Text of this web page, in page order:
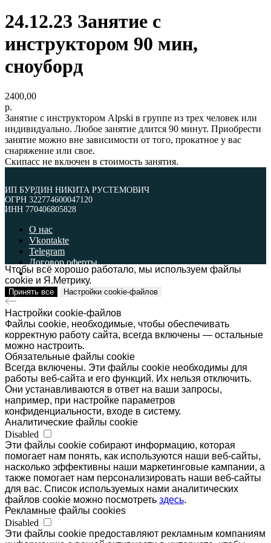
24.12.23 Занятие с
инструктором 90 мин,
сноуборд
2400,00
р.
Занятие с инструктором Alpski в группе из трех человек или
индивидуально. Любое занятие длится 90 минут. Приобрести
занятие можно вне зависимости от того, прокатное у вас
снаряжение или свое.
Скипасс не включен в стоимость занятия.
ИП БУРДИН НИКИТА РУСТЕМОВИЧ
ОГРН 322774600047120
ИНН 770406805828
О нас
Vkontakte
Telegram
Договор оферты
Политика обработки персональных данных
ИП БУРДИН НИКИТА РУСТЕМОВИЧ
ОГРН 322774600047120
ИНН 770406805828
Наверх
Чтобы всё хорошо работало, мы используем файлы
cookie и Я.Метрику.
Принять все Настройки cookie-файлов
Настройки cookie-файлов
Файлы cookie, необходимые, чтобы обеспечивать
корректную работу сайта, всегда включены — остальные
можно настроить.
Обязательные файлы cookie
Всегда включены. Эти файлы cookie необходимы для
работы веб-сайта и его функций. Их нельзя отключить.
Они устанавливаются в ответ на ваши запросы,
например, при настройке параметров
конфиденциальности, входе в систему.
Аналитические файлы cookie
Disabled
Эти файлы cookie собирают информацию, которая
помогает нам понять, как используются наши веб-сайты,
насколько эффективны наши маркетинговые кампании, а
также помогает нам персонализировать наши веб-сайты
для вас. Список используемых нами аналитических
файлов cookie можно посмотреть здесь.
Рекламные файлы cookies
Disabled
Эти файлы cookie предоставляют рекламным компаниям